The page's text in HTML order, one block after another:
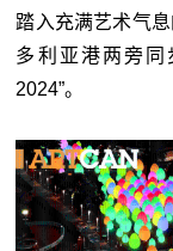
踏入充满艺术气
多利亚港两旁同
2024”。